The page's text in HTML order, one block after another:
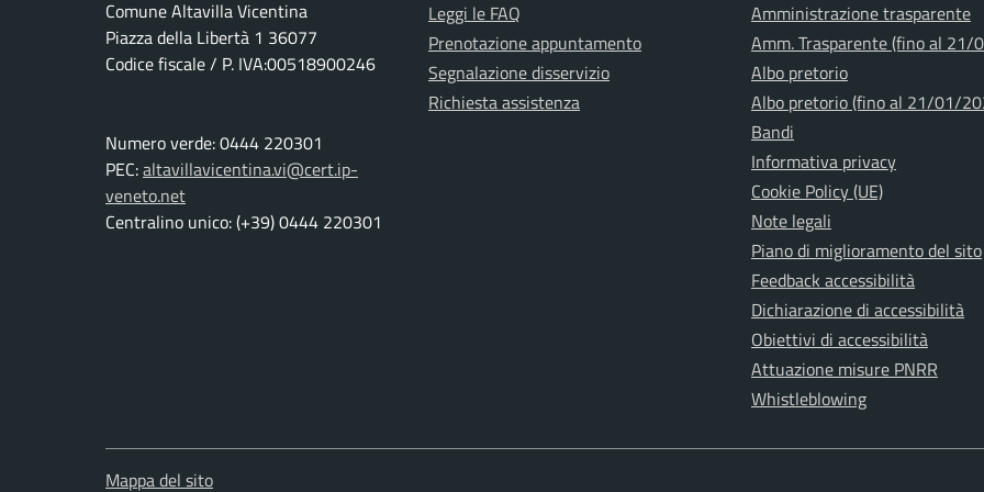
Comune Altavilla Vicentina
Piazza della Libertà 1 36077
Codice fiscale / P. IVA:00518900246
Numero verde: 0444 220301
PEC:altavillavicentina.vi@cert.ip-
veneto.net
Centralino unico: (+39) 0444 220301
Leggi le FAQ
Prenotazione appuntamento
Segnalazione disservizio
Richiesta assistenza
Amministrazione trasparente
Amm. Trasparente (fino al 21/
Albo pretorio
Albo pretorio (fino al 21/01/
Bandi
Informativa privacy
Cookie Policy (UE)
Note legali
Piano di miglioramento del sito
Feedback accessibilità
Dichiarazione di accessibilità
Obiettivi di accessibilità
Attuazione misure PNRR
Whistleblowing
Mappa del sito